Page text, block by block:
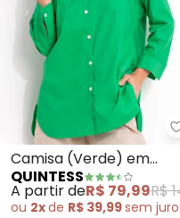
Camisa (Verde) em
Alfaiataria
QUINTESS
A partir deR$ 79,99R$
ou 2xde R$ 39,99sem